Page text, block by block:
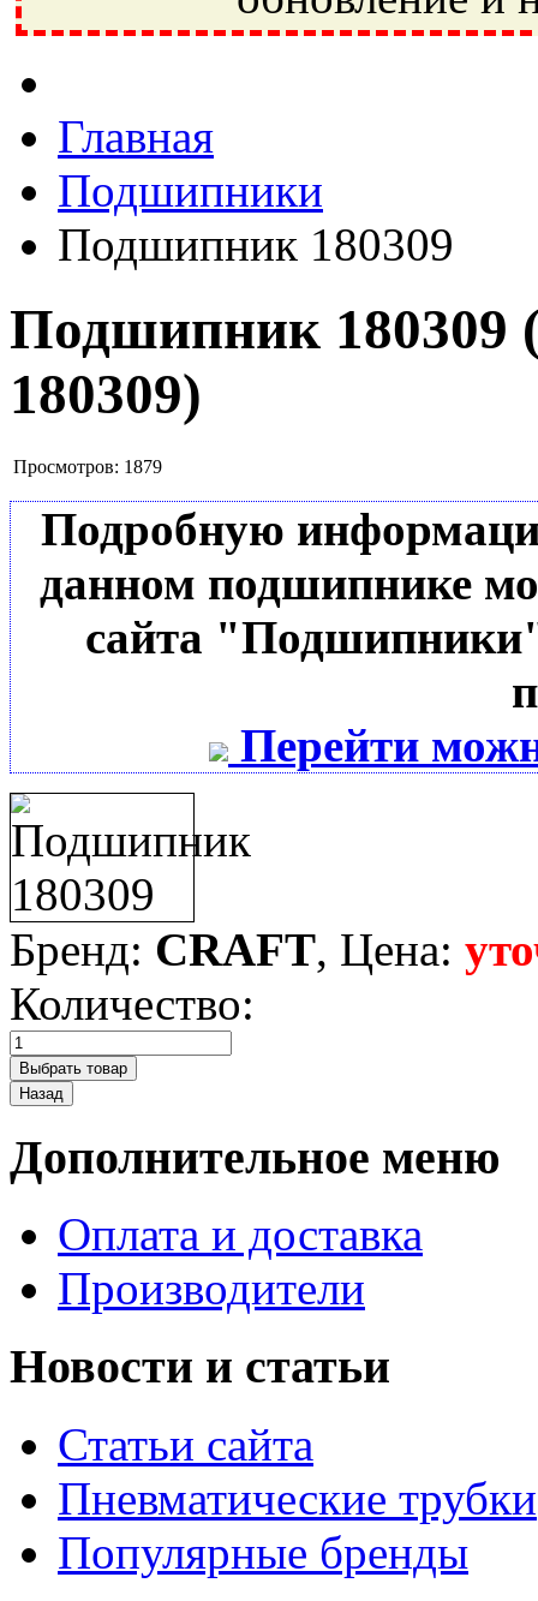
Ивантеевка, подшипники, пневматика, метизы, техника,
Главная
Подшипники
Подшипник 180309
Подшипник 180309
180309)
Просмотров: 1879
Подробную
данном подшипнике
сайта
Перейти
Бренд: CRAFT, Цена:
Количество:
Дополнительное меню
Оплата и доставка
Производители
Новости и статьи
Статьи сайта
Пневматические трубки
Популярные бренды